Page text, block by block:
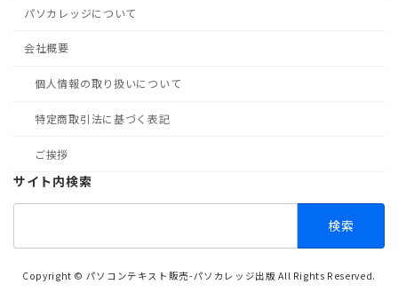
パソカレッジについて
会社概要
個人情報の取り扱いについて
特定商取引法に基づく表記
ご挨拶
サイト内検索
Copyright © パソコンテキスト販売-パソカレッジ出版 All Rights Reserved.